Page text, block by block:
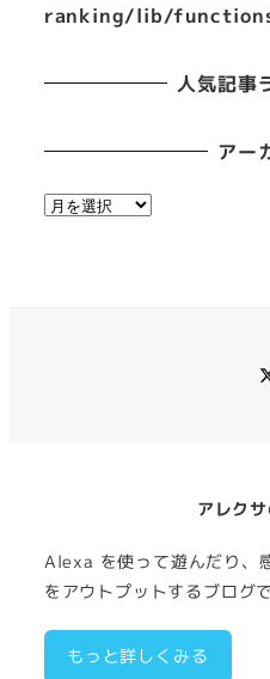
ranking/lib/
人気記事
アー
ア
アレク
Alexa を使って遊んだり、
をアウトプットするブログで
もっと詳しくみる